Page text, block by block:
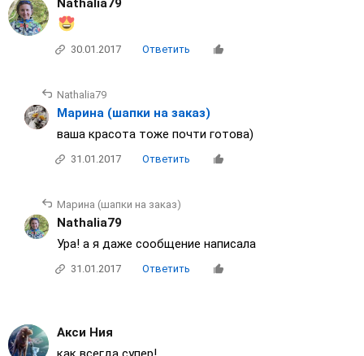
Nathalia79
30.01.2017 Ответить
Nathalia79
Марина (шапки на заказ)
ваша красота тоже почти готова)
31.01.2017 Ответить
Марина (шапки на заказ)
Nathalia79
Ура! а я даже сообщение написала
31.01.2017 Ответить
Акси Ния